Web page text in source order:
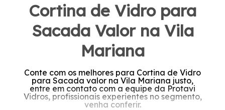
Cortina de Vidro para
Sacada Valor na Vila
Mariana
Conte com os melhores para Cortina de Vidro
para Sacada valor na Vila Mariana justo,
entre em contato com a equipe da Protavi
Vidros, profissionais experientes no segmento,
venha conferir.